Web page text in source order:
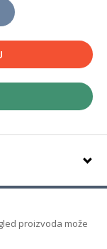
proizvoda može